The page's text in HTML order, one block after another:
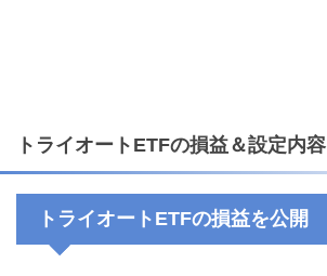
トライオートETFの損益＆設定内容
トライオートETFの損益を公開